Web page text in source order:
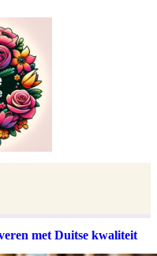
met Duitse kwaliteit